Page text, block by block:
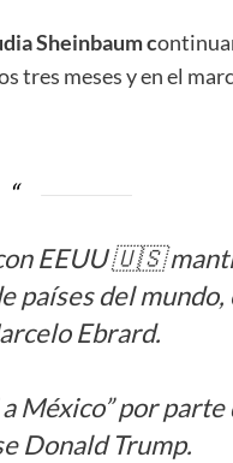
Sheinbaum c
meses y en el
EEUU 🇺🇸
países del
Ebrard.
México” por
Donald Trump.